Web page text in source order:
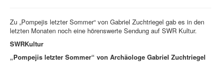
Zu „Pompejis letzter Sommer“ von Gabriel Zuchtriegel gab es in den
letzten Monaten noch eine hörenswerte Sendung auf SWR Kultur.
SWRKultur
„Pompejis letzter Sommer“ von Archäologe Gabriel Zuchtriegel